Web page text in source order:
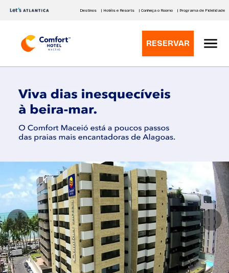
Destinos | Hotéis e Resorts | Conheça o Roomo | Programa de Fidelidade
RESERVAR